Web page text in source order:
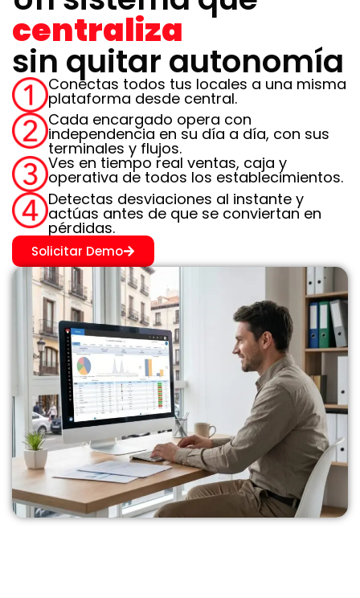
centraliza
sin quitar autonomía
Conectas todos tus locales a una misma
plataforma desde central.
Cada encargado opera con
independencia en su día a día, con sus
terminales y flujos.
Ves en tiempo real ventas, caja y
operativa de todos los establecimientos.
Detectas desviaciones al instante y
actúas antes de que se conviertan en
pérdidas.
Solicitar Demo